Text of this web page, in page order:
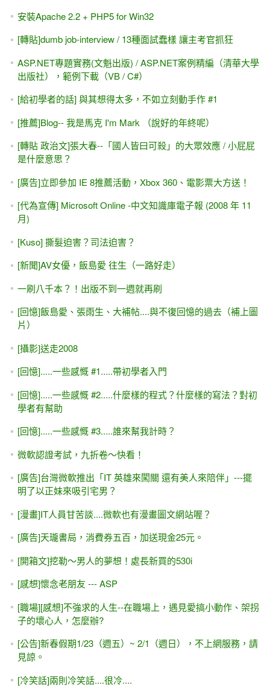
[IT邦幫忙]鐵人賽#26-- MIS2000 Lab.我的微創業（開班授
MCSD 70-480 認證教材 (碁峰)
課。9,900元！
[轉貼]廖玉蕙：老師的臨別贈言 （教育，或許是....學習不要
怕、勇於面對）
[教學投影片 分享] ASP.NET學習教材 (松崗出版 2014)
slideshare
[感想]在新技術面前，懂得謙卑......
[IT邦幫忙]鐵人賽#5~7-- 意外發現自己適合做講師 / 就讀研究
所 / 我的學習之道
[職場]關於面試......
MR JAMIE的兩篇文章：趁你還年輕，來學點程式吧！ / 22K
根本是個偽議題
GridView有其極限 -- 心裡有劍，手上無劍（不拘泥於手上既
有的招式）
[IT邦幫忙]鐵人賽#3-- 在學校「見樹不見林」的程式教學中，
我終於看見森林
使用 Using...End Using區塊來寫程式，要非常小心！
CSS簡介與入門 #1 .....超基礎的簡單入門
[職場]萬般帶不去，唯有業隨身 -- 領22K的員工，在職場上該
付出多少？
[Java]使用 AI / Copilot 將C#入門範例 轉成Java
補習班、課程的結業證書？......興趣與自我學習等於「專長」
嗎？
我是哈利波特嗎？念一句咒語，學生從此以後就不怕寫程式
了？
良葛格： 技術演講與授課，兩碼子事！ / 教育訓練的節奏感 /
教育訓練的迷思
有趣的順口溜......
[轉貼]未來五年內，developers要學的10大技能
學習（發問）的態度，決定一切#2 -- 外表嚴肅，內心輕鬆 /
先把自尊放下